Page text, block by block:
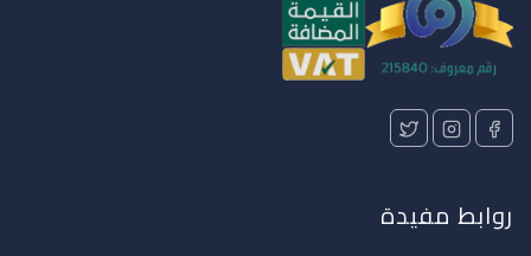
روابط مفيدة